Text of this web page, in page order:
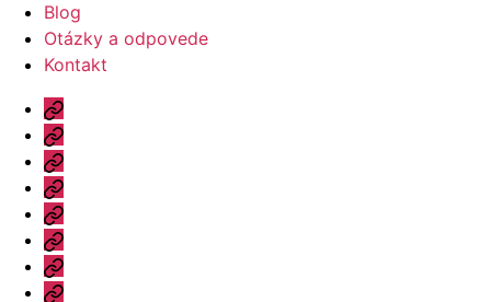
Blog
Otázky a odpovede
Kontakt
Úvod
Ponuka
Katalóg
Vzorový
dom
Informácie
Naše
výhody
Blog
Otázky